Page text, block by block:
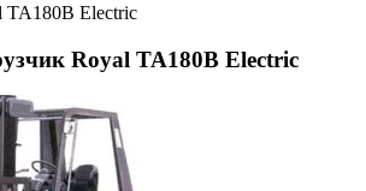
TA180B Electric
Royal TA180B Electric